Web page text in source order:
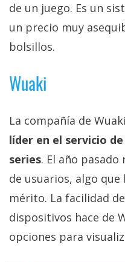
de un juego. Es un
un precio muy
bolsillos.
Wuaki
La compañía de
líder en el servicio
series. El año
de usuarios, algo
mérito. La facilidad
dispositivos hace de
opciones para